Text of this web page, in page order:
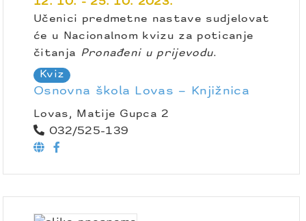
Učenici predmetne nastave sudjelovat
će u Nacionalnom kvizu za poticanje
čitanja
Pronađeni u prijevodu.
Kviz
Osnovna škola Lovas – Knjižnica
Lovas, Matije Gupca 2
032/525-139